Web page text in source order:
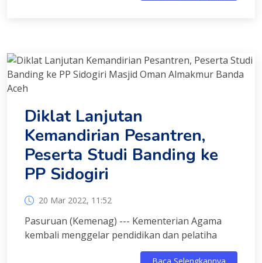
Diklat Lanjutan
Kemandirian Pesantren,
Peserta Studi Banding ke
PP Sidogiri
20 Mar 2022, 11:52
Pasuruan (Kemenag) --- Kementerian Agama
kembali menggelar pendidikan dan pelatiha